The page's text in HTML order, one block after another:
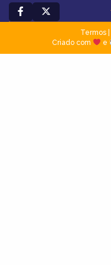
Termos|
Criado com
e